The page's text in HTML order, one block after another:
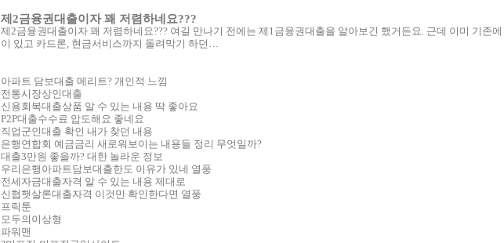
제2금융권대출이자 꽤 저렴하네요???
제2금융권대출이자 꽤 저렴하네요??? 여길 만나기 전에는 제1금융권대출을 알아보긴 했거든요. 근데 이미 기존
이 있고 카드론, 현금서비스까지 돌려막기 하던…
아파트 담보대출 메리트? 개인적 느낌
전통시장상인대출
신용회복대출상품 알 수 있는 내용 딱 좋아요
P2P대출수수료 압도해요 좋네요
직업군인대출 확인 내가 찾던 내용
은행연합회 예금금리 새로워보이는 내용들 정리 무엇일까?
대출3만원 좋을까? 대한 놀라운 정보
우리은행아파트담보대출한도 이유가 있네 열풍
전세자금대출자격 알 수 있는 내용 제대로
신협햇살론대출자격 이것만 확인한다면 열풍
프릭툰
모두의이상형
파워맨